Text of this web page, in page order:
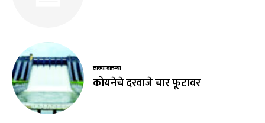
ताज्या बातम्या
कोयनेचे दरवाजे चार फूटावर